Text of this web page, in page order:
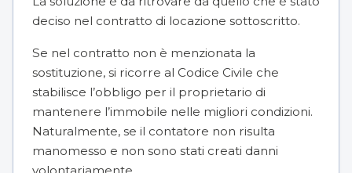
deciso nel contratto di locazione sottoscritto.
Se nel contratto non è menzionata la
sostituzione, si ricorre al Codice Civile che
stabilisce l’obbligo per il proprietario di
mantenere l’immobile nelle migliori condizioni.
Naturalmente, se il contatore non risulta
manomesso e non sono stati creati danni
volontariamente.